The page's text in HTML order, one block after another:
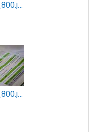
SLR_4850_800.jpg
SLR_4861_800.jpg